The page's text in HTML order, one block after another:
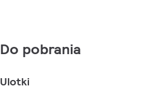
Do pobrania
Ulotki